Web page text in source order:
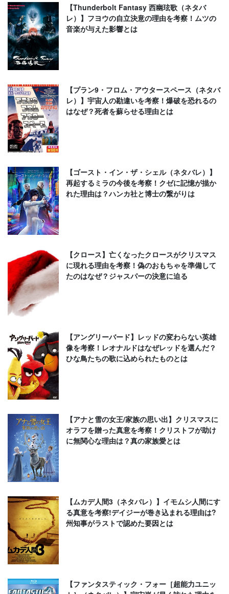
【Thunderbolt Fantasy 西幽玹歌（ネタバ
レ）】フヨウの自立決意の理由を考察！ムツの
音楽が与えた影響とは
【プラン9・フロム・アウタースペース（ネタバ
レ）】宇宙人の勘違いを考察！爆破を恐れるの
はなぜ？死者を蘇らせる理由とは
【ゴースト・イン・ザ・シェル（ネタバレ）】
再起するミラの今後を考察！クゼに記憶が描か
れた理由は？ハンカ社と博士の繋がりは
【クロース】亡くなったクロースがクリスマス
に現れる理由を考察！偽のおもちゃを準備して
たのはなぜ？ジャスパーの決意に迫る
【アングリーバード】レッドの変わらない英雄
像を考察！レオナルドはなぜレッドを選んだ？
ひな鳥たちの歌に込められたものとは
【アナと雪の女王/家族の思い出】クリスマスに
オラフを贈った真意を考察！クリストフが助け
に無関心な理由は？真の家族愛とは
【ムカデ人間3（ネタバレ）】イモムシ人間にす
る真意を考察!デイジーが巻き込まれる理由は?
州知事がラストで認めた要因とは
【ファンタスティック・フォー［超能力ユニッ